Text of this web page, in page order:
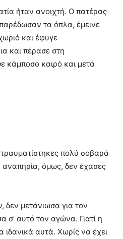
ήταν ανοιχτή. Ο πατέρας
τα όπλα, έμεινε
και έφυγε
και πέρασε στη
κάμποσο καιρό και μετά
πολύ σοβαρά
αναπηρία, όμως, δεν έχασες
δεν μετάνιωσα για τον
σ’ αυτό τον αγώνα. Γιατί η
ιδανικά αυτά. Χωρίς να έχει